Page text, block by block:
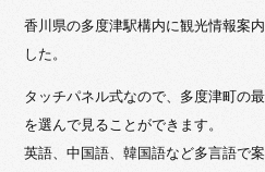
香川県の多度津駅構内に観光情報案
した。
タッチパネル式なので、多度津町の
を選んで見ることができます。
英語、中国語、韓国語など多言語で